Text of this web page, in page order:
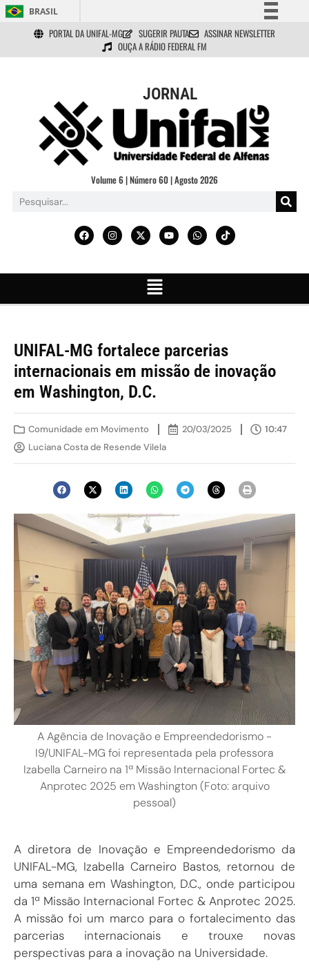
BRASIL
Simplifique!
Comunica BR
Acesso à informação
Legislação
Canais
PORTAL DA UNIFAL-MG SUGERIR PAUTA
ASSINAR NEWSLETTER
OUÇA A RÁDIO FEDERAL FM
JORNAL
Volume 6 | Número 60 | Agosto 2026
UNIFAL-MG fortalece parcerias
internacionais em missão de inovação
em Washington, D.C.
Comunidade em Movimento 20/03/2025
10:47
Luciana Costa de Resende Vilela
A Agência de Inovação e Empreendedorismo -
I9/UNIFAL-MG foi representada pela professora
Izabella Carneiro na 1ª Missão Internacional Fortec &
Anprotec 2025 em Washington (Foto: arquivo
pessoal)
A diretora de Inovação e Empreendedorismo da
UNIFAL-MG, Izabella Carneiro Bastos, retornou de
uma semana em Washington, D.C., onde participou
da 1ª Missão Internacional Fortec & Anprotec 2025.
A missão foi um marco para o fortalecimento das
parcerias internacionais e trouxe novas
perspectivas para a inovação na Universidade.